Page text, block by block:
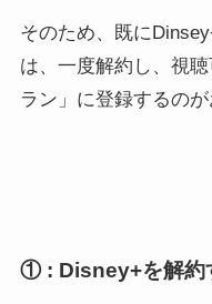
そのため、既に
は、一度解約し、視
ラン」に登録するのが
① : Disney+を解約